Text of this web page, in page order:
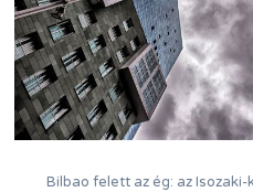
Bilbao felett az ég: az